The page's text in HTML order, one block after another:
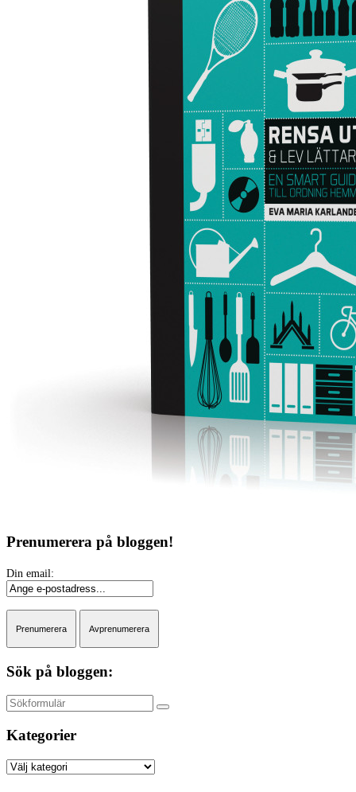
Prenumerera på bloggen!
Sök på bloggen:
Sök
Kategorier
Kategorier